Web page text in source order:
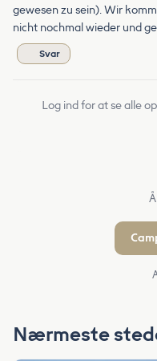
gewesen zu sein). Wir
nicht nochmal wieder und
Svar
Log ind for at se alle
Nærmeste